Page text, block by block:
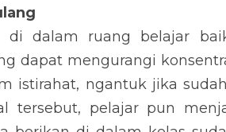
di dalam ruang belajar
dapat mengurangi
istirahat, ngantuk jika
tersebut, pelajar pun